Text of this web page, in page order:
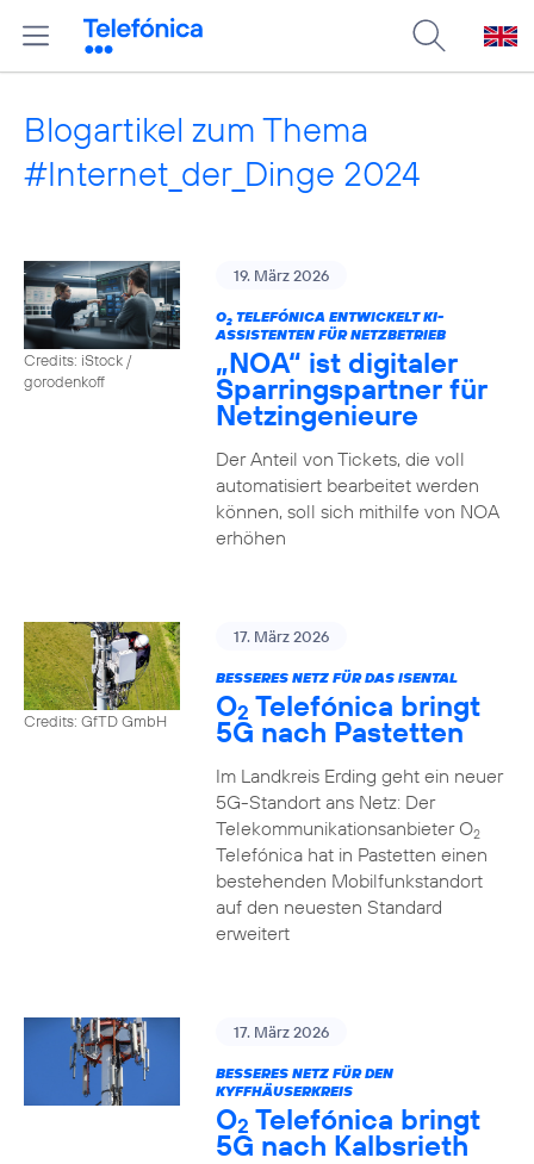
Blogartikel zum Thema
#Internet_der_Dinge 2024
Credits: iStock /
gorodenkoff
19. März 2026
O2TELEFÓNICA ENTWICKELT KI-
ASSISTENTEN FÜR NETZBETRIEB
„NOA“ ist digitaler
Sparringspartner für
Netzingenieure
Der Anteil von Tickets, die voll
automatisiert bearbeitet werden
können, soll sich mithilfe von NOA
erhöhen
Credits: GfTD GmbH
17. März 2026
BESSERES NETZ FÜR DAS ISENTAL
O2 Telefónica bringt
5G nach Pastetten
Im Landkreis Erding geht ein neuer
5G-Standort ans Netz: Der
Telekommunikationsanbieter O2
Telefónica hat in Pastetten einen
bestehenden Mobilfunkstandort
auf den neuesten Standard
erweitert
17. März 2026
BESSERES NETZ FÜR DEN
KYFFHÄUSERKREIS
O2 Telefónica bringt
5G nach Kalbsrieth